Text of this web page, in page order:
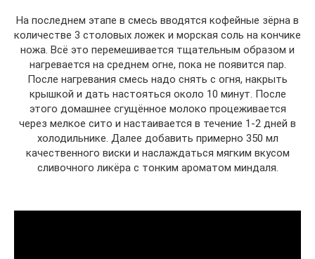
На последнем этапе в смесь вводятся кофейные зёрна в
количестве 3 столовых ложек и морская соль на кончике
ножа. Всё это перемешивается тщательным образом и
нагревается на среднем огне, пока не появится пар.
После нагревания смесь надо снять с огня, накрыть
крышкой и дать настояться около 10 минут. После
этого домашнее сгущённое молоко процеживается
через мелкое сито и настаивается в течение 1-2 дней в
холодильнике. Далее добавить примерно 350 мл
качественного виски и наслаждаться мягким вкусом
сливочного ликёра с тонким ароматом миндаля.